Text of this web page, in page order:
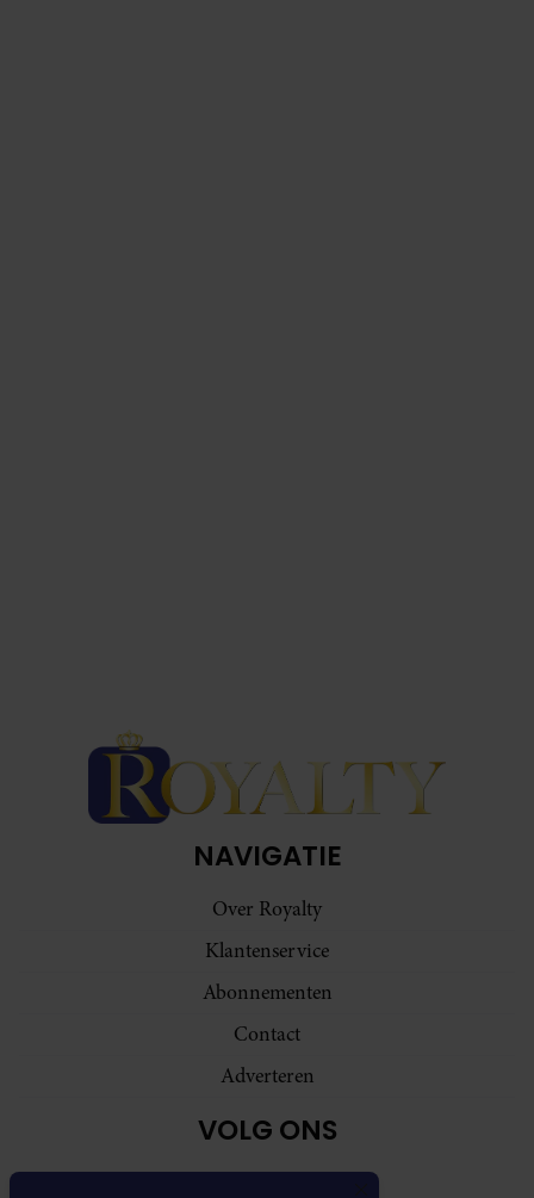
NAVIGATIE
Over Royalty
Klantenservice
Abonnementen
Contact
Adverteren
VOLG ONS